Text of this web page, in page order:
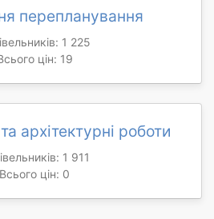
перепланування
1 225
цін: 19
архітектурні роботи
1 911
Всього цін: 0